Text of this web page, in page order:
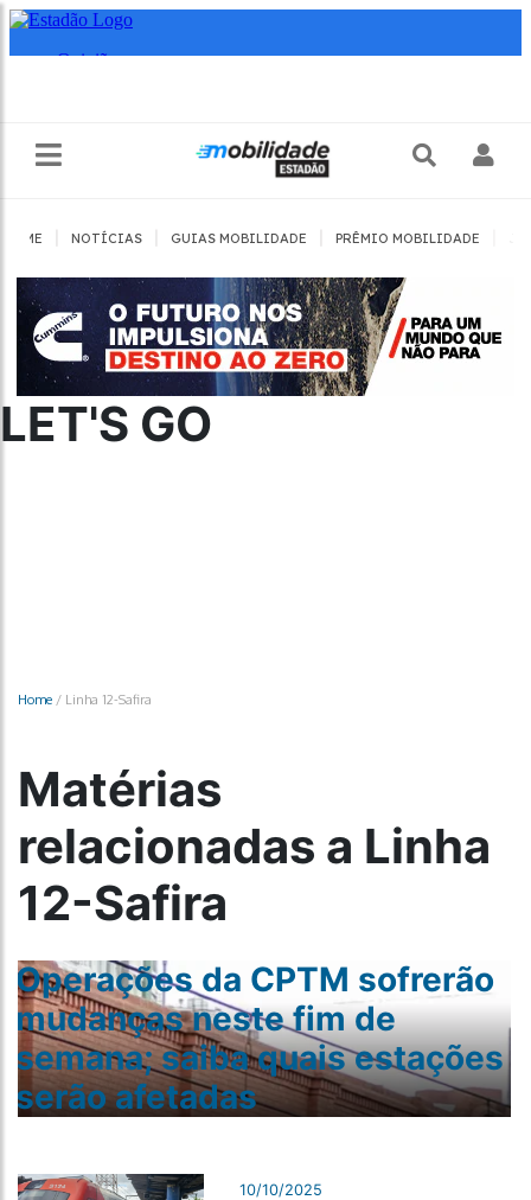
HOME NOTÍCIAS GUIAS MOBILIDADE PRÊMIO MOBILIDADE
LET'S GO
Home / Linha 12-Safira
Matérias
relacionadas a Linha
12-Safira
Operações da CPTM sofrerão
mudanças neste fim de
semana; saiba quais estações
s​erão afetadas
10/10/2025